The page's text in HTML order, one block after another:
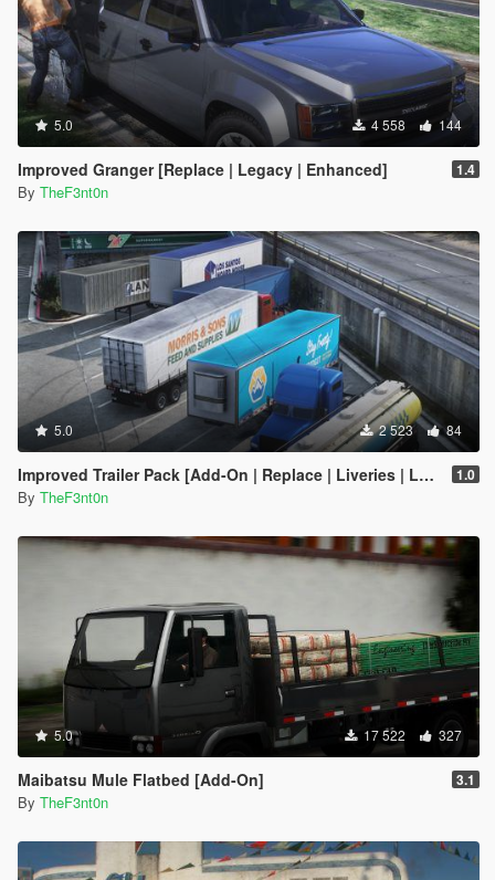
5.0 4 558 144
Improved Granger [Replace | Legacy | Enhanced] 1.4
By TheF3nt0n
5.0 2 523 84
Improved Trailer Pack [Add-On | Replace | Liveries | Legacy] 1.0
By TheF3nt0n
5.0 17 522 327
Maibatsu Mule Flatbed [Add-On] 3.1
By TheF3nt0n